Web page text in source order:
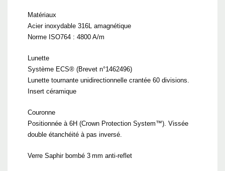
Matériaux
Acier inoxydable 316L amagnétique
Norme ISO764 : 4800 A/m
Lunette
Système ECS® (Brevet n°1462496)
Lunette tournante unidirectionnelle crantée 60 divisions.
Insert céramique
Couronne
Positionnée à 6H (Crown Protection System™). Vissée
double étanchéité à pas inversé.
Verre Saphir bombé 3 mm anti-reflet